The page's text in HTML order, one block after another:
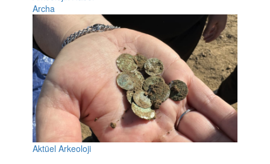
Archa
Aktüel Arkeoloji